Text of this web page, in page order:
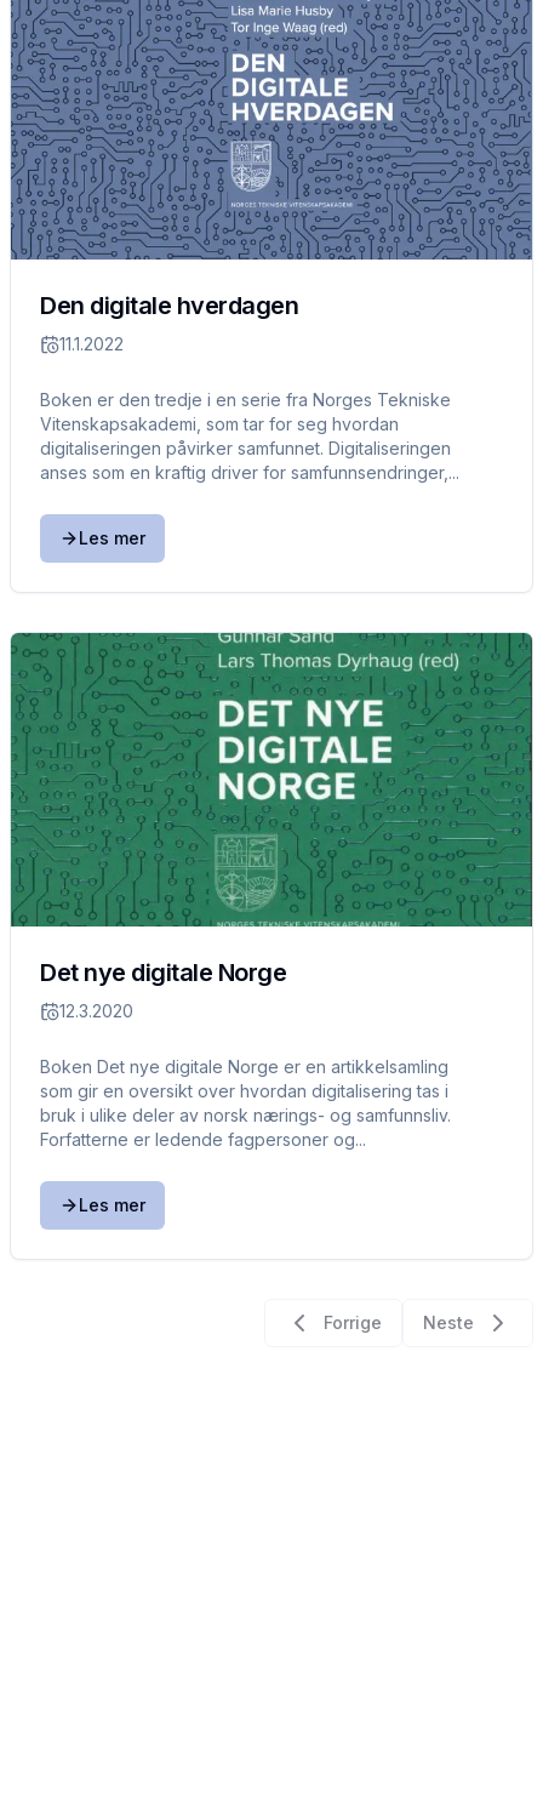
Den digitale hverdagen
11.1.2022
Boken er den tredje i en serie fra Norges Tekniske
Vitenskapsakademi, som tar for seg hvordan
digitaliseringen påvirker samfunnet. Digitaliseringen
anses som en kraftig driver for samfunnsendringer,...
Les mer
Det nye digitale Norge
12.3.2020
Boken Det nye digitale Norge er en artikkelsamling
som gir en oversikt over hvordan digitalisering tas i
bruk i ulike deler av norsk nærings- og samfunnsliv.
Forfatterne er ledende fagpersoner og...
Les mer
Forrige Neste